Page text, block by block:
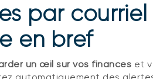
par
en bref
un œil sur vos finances et